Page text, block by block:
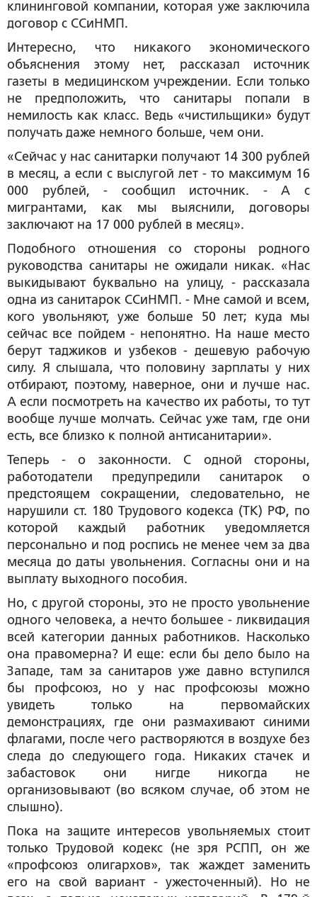
клининговой компании, которая уже заключила
договор с ССиНМП.
Интересно, что никакого экономического
объяснения этому нет, рассказал источник
газеты в медицинском учреждении. Если только
не предположить, что санитары попали в
немилость как класс. Ведь «чистильщики» будут
получать даже немного больше, чем они.
«Сейчас у нас санитарки получают 14 300 рублей
в месяц, а если с выслугой лет - то максимум 16
000 рублей, - сообщил источник. - А с
мигрантами, как мы выяснили, договоры
заключают на 17 000 рублей в месяц».
Подобного отношения со стороны родного
руководства санитары не ожидали никак. «Нас
выкидывают буквально на улицу, - рассказала
одна из санитарок ССиНМП. - Мне самой и всем,
кого увольняют, уже больше 50 лет; куда мы
сейчас все пойдем - непонятно. На наше место
берут таджиков и узбеков - дешевую рабочую
силу. Я слышала, что половину зарплаты у них
отбирают, поэтому, наверное, они и лучше нас.
А если посмотреть на качество их работы, то тут
вообще лучше молчать. Сейчас уже там, где они
есть, все близко к полной антисанитарии».
Теперь - о законности. С одной стороны,
работодатели предупредили санитарок о
предстоящем сокращении, следовательно, не
нарушили ст. 180 Трудового кодекса (ТК) РФ, по
которой каждый работник уведомляется
персонально и под роспись не менее чем за два
месяца до даты увольнения. Согласны они и на
выплату выходного пособия.
Но, с другой стороны, это не просто увольнение
одного человека, а нечто большее - ликвидация
всей категории данных работников. Насколько
она правомерна? И еще: если бы дело было на
Западе, там за санитаров уже давно вступился
бы профсоюз, но у нас профсоюзы можно
увидеть только на первомайских
демонстрациях, где они размахивают синими
флагами, после чего растворяются в воздухе без
следа до следующего года. Никаких стачек и
забастовок они нигде никогда не
организовывают (во всяком случае, об этом не
слышно).
Пока на защите интересов увольняемых стоит
только Трудовой кодекс (не зря РСПП, он же
«профсоюз олигархов», так жаждет заменить
его на свой вариант - ужесточенный). Но не